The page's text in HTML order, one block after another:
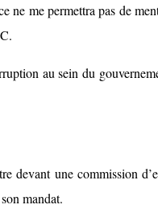
me permettra pas de
au sein du
une commission
mandat.